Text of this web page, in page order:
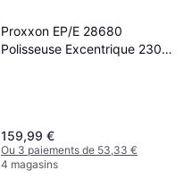
Ou 3 paiements de 7,99 €
5 magasins
Proxxon EP/E 28680
Polisseuse Excentrique 230 V
159,99 €
Ou 3 paiements de 53,33 €
4 magasins